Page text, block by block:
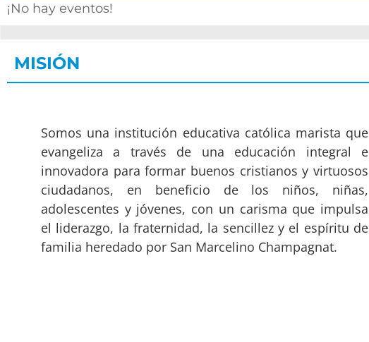
¡No hay eventos!
MISIÓN
Somos una institución educativa católica marista que
evangeliza a través de una educación integral e
innovadora para formar buenos cristianos y virtuosos
ciudadanos, en beneficio de los niños, niñas,
adolescentes y jóvenes, con un carisma que impulsa
el liderazgo, la fraternidad, la sencillez y el espíritu de
familia heredado por San Marcelino Champagnat.